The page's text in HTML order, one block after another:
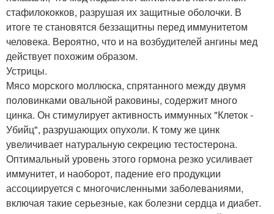
стафилококков, разрушая их защитные оболочки. В
итоге те становятся беззащитны перед иммунитетом
человека. Вероятно, что и на возбудителей ангины мед
действует похожим образом.
Устрицы.
Мясо морского моллюска, спрятанного между двумя
половинками овальной раковины, содержит много
цинка. Он стимулирует активность иммунных "Клеток -
Убийц", разрушающих опухоли. К тому же цинк
увеличивает натуральную секрецию тестостерона.
Оптимальный уровень этого гормона резко усиливает
иммунитет, и наоборот, падение его продукции
ассоциируется с многочисленными заболеваниями,
включая такие серьезные, как болезни сердца и диабет.